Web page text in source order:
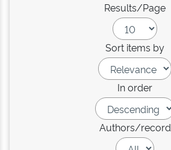
Results/Page
Sort items by
In order
Authors/record